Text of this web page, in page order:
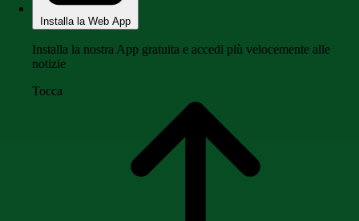
Installa la Web App
Installa la nostra App gratuita e accedi più velocemente alle
notizie
Tocca